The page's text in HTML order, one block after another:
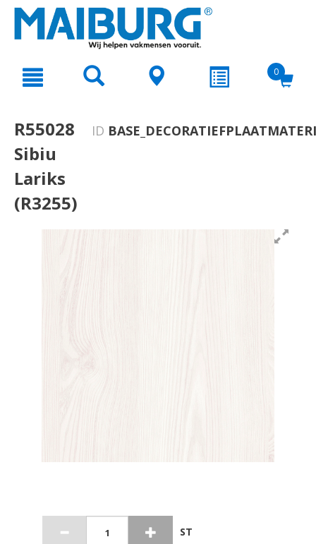
text.skipToNavigation
0
R55028
Sibiu
Lariks
(R3255)
ID
ST